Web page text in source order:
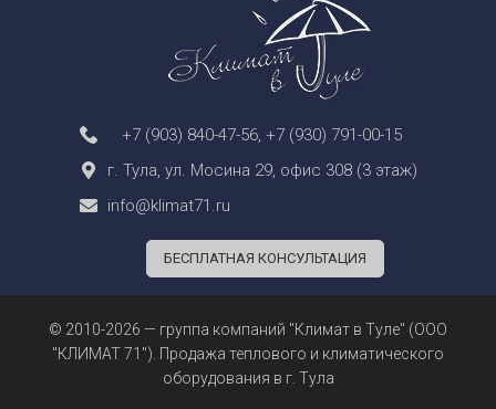
+7 (903) 840-47-56 +7 (930) 791-00-15
г. Тула, ул. Мосина 29, офис 308 (3 этаж)
info@klimat71.ru
БЕСПЛАТНАЯ КОНСУЛЬТАЦИЯ
© 2010-2026 — группа компаний "Климат в Туле" (ООО
"КЛИМАТ 71"). Продажа теплового и климатического
оборудования в г. Тула